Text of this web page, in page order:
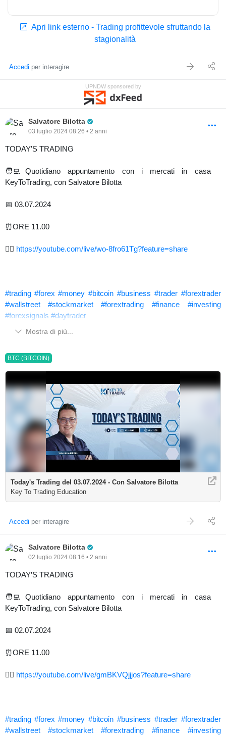
Apri link esterno - Trading profittevole sfruttando la
stagionalità
Accedi per interagire
UPNDW sponsored by
Salvatore Bilotta
03 luglio 2024 08:26 • 2 anni
TODAY’S TRADING
🧑‍💻Quotidiano appuntamento con i mercati in casa
KeyToTrading, con Salvatore Bilotta
📅 03.07.2024
⏰ORE 11.00
👉🏻 https://youtube.com/live/wo-8fro61Tg?feature=share
#trading #forex #money #bitcoin #business #trader #forextrader
#wallstreet
#stockmarket #forextrading #finance
#investing
#forexsignals #daytrader
Mostra di più...
BTC (BITCOIN)
Today's Trading del 03.07.2024 - Con Salvatore Bilotta
Key To Trading Education
Accedi per interagire
Salvatore Bilotta
02 luglio 2024 08:16 • 2 anni
TODAY’S TRADING
🧑‍💻Quotidiano appuntamento con i mercati in casa
KeyToTrading, con Salvatore Bilotta
📅 02.07.2024
⏰ORE 11.00
👉🏻 https://youtube.com/live/gmBKVQjjjos?feature=share
#trading #forex #money #bitcoin #business #trader #forextrader
#wallstreet
#stockmarket #forextrading #finance
#investing